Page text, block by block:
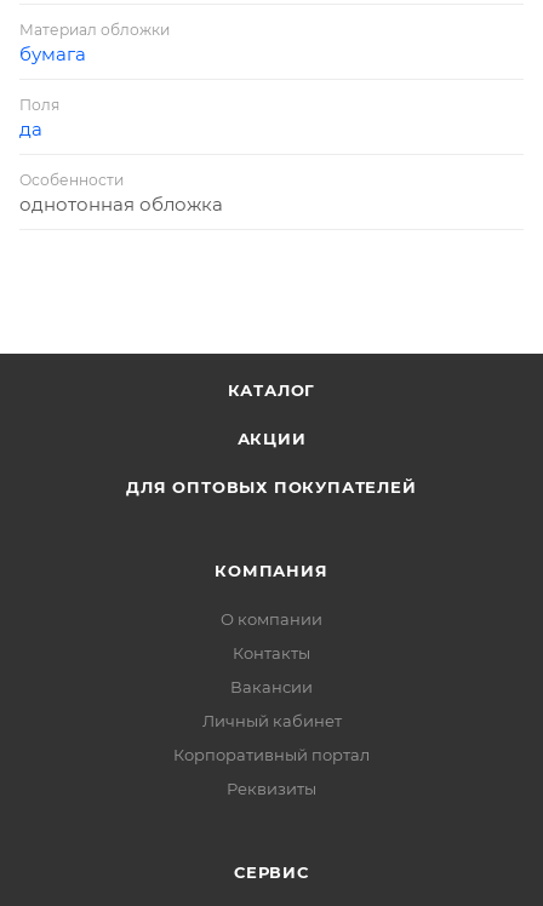
Материал обложки
бумага
Поля
да
Особенности
однотонная обложка
КАТАЛОГ
АКЦИИ
ДЛЯ ОПТОВЫХ ПОКУПАТЕЛЕЙ
КОМПАНИЯ
О компании
Контакты
Вакансии
Личный кабинет
Корпоративный портал
Реквизиты
СЕРВИС